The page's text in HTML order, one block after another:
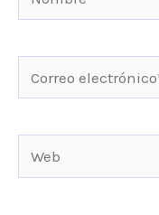
electrónico*